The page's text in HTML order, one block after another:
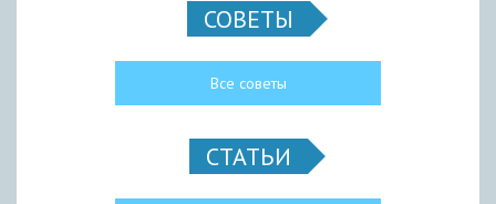
СОВЕТЫ
Все советы
СТАТЬИ